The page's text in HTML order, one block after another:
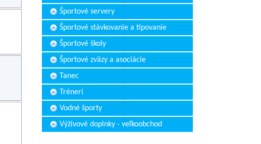
Športové servery
Športové stávkovanie a tipovanie
Športové školy
Športové zväzy a asociácie
Tanec
Tréneri
Vodné športy
Výživové doplnky - veľkoobchod